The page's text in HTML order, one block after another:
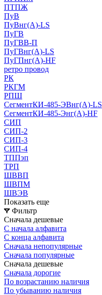
ПТПЖ
ПуВ
ПуВнг(А)-LS
ПуГВ
ПуГВВ-П
ПуГВнг(А)-LS
ПуГПнг(А)-HF
ретро провод
РК
РКГМ
РПШ
СегментКИ-485-ЭВнг(А)-LS
СегментКИ-485-Энг(А)-HF
СИП
СИП-2
СИП-3
СИП-4
ТППэп
ТРП
ШВВП
ШВПМ
ШВЭВ
Показать еще
Фильтр
Сначала дешевые
С начала алфавита
С конца алфавита
Сначала непопулярные
Сначала популярные
Сначала дешевые
Сначала дорогие
По возрастанию наличия
По убыванию наличия